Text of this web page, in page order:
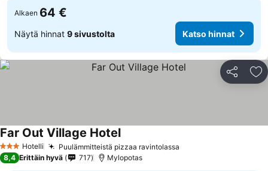
Alkaen 64 €
Näytä hinnat 9 sivustolta Katso hinnat
Jaa
3 Tähtiluokitus
Hotelli Puulämmitteistä pizzaa ravintolassa
Far Out Village Hotel
8,4 Erittäin hyvä 717 Mylopotas